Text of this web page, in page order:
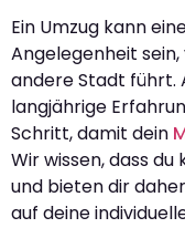
Ein Umzug kann
Angelegenheit
andere Stadt führt.
langjährige
Schritt, damit dein
Wir wissen, dass
und bieten dir
auf deine